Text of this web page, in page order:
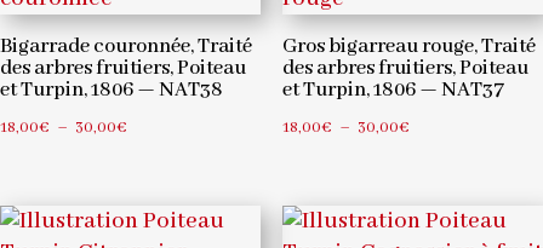
Bigarrade couronnée, Traité
des arbres fruitiers, Poiteau
et Turpin, 1806 — NAT38
18,00€ – 30,00€
18,00€
Gros bigarreau rouge, Traité
des arbres fruitiers, Poiteau
et Turpin, 1806 — NAT37
18,00€ – 30,00€Plage
18,00€